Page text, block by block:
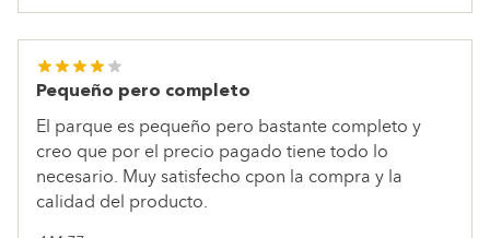
Pequeño pero completo
El parque es pequeño pero bastante completo y
creo que por el precio pagado tiene todo lo
necesario. Muy satisfecho cpon la compra y la
calidad del producto.